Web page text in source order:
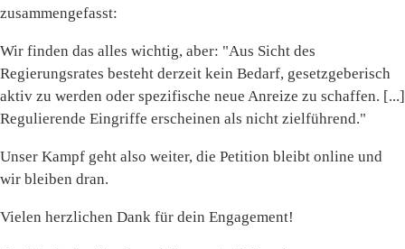
zusammengefasst:
Wir finden das alles wichtig, aber: "Aus Sicht des
Regierungsrates besteht derzeit kein Bedarf, gesetzgeberisch
aktiv zu werden oder spezifische neue Anreize zu schaffen. [...]
Regulierende Eingriffe erscheinen als nicht zielführend."
Unser Kampf geht also weiter, die Petition bleibt online und
wir bleiben dran.
Vielen herzlichen Dank für dein Engagement!